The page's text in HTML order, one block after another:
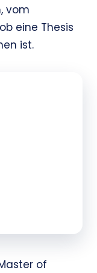
vom
eine Thesis
ist.
of